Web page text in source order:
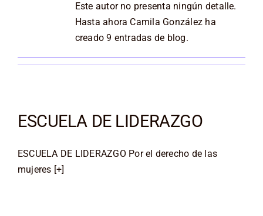
Este autor no presenta ningún detalle.
Hasta ahora Camila González ha
creado 9 entradas de blog.
ESCUELA DE LIDERAZGO
ESCUELA DE LIDERAZGO Por el derecho de las
mujeres [+]